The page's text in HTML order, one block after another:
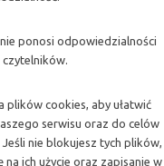
ponosi odpowiedzialności
plików cookies, aby ułatwić
serwisu oraz do celów
nie blokujesz tych plików,
na ich użycie oraz zapisanie w